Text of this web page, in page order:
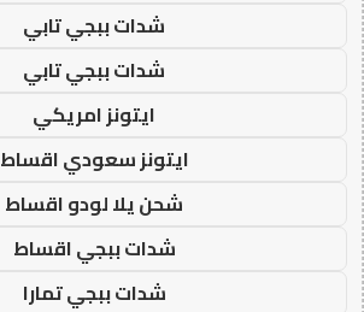
شدات ببجي تابي
شدات ببجي تابي
ايتونز امريكي
ايتونز سعودي اقساط
شحن يلا لودو اقساط
شدات ببجي اقساط
شدات ببجي تمارا